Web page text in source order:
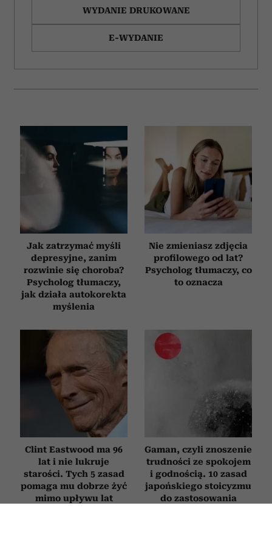
WYDANIE DRUKOWANE
E-WYDANIE
Jak zatrzymać myśli
depresyjne, zanim
rozwinie się choroba?
Psycholog tłumaczy,
jak działa autokorekta
myślenia
Nie zmieniasz zdjęcia
profilowego od lat?
Psycholog tłumaczy, co
to oznacza
Clint Eastwood ma 96
lat i nie lukruje
starości. Tych 5 zasad
pomaga mu dobrze żyć
mimo upływu lat
Gaman, czyli znoszenie
trudności ze spokojem
i godnością. 10 zasad
japońskiego stoicyzmu
do zastosowania